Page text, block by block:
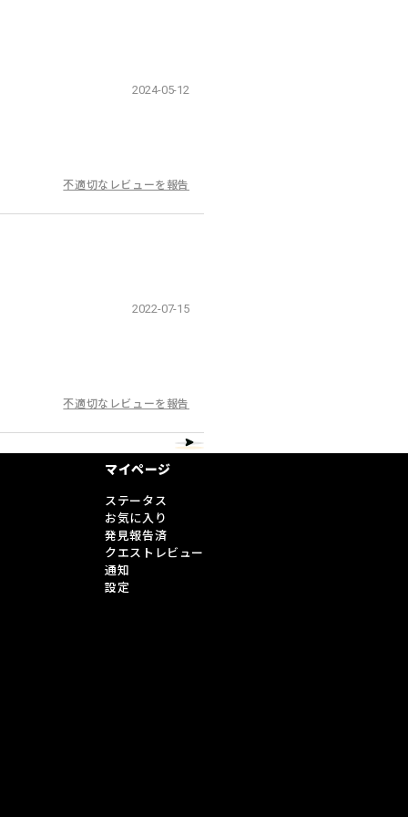
2024-05-12
不適切なレビューを報告
2022-07-15
不適切なレビューを報告
マイページ
ステータス
お気に入り
発見報告済
クエストレビュー
通知
設定